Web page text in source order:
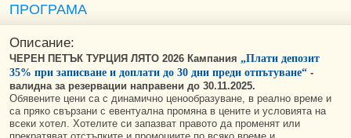
ПРОГРАМА
Описание:
ЧЕРЕН ПЕТЪК ТУРЦИЯ ЛЯТО 2026 Кампания „Плати депозит
35% при записване и доплати до 30 дни преди отпътуване“ -
валидна за резервации направени до 30.11.2025.
Обявените цени са с динамично ценообразуване, в реално време и
са пряко свързани с евентуална промяна в цените и условията на
всеки хотел. Хотелите си запазват правото да променят или